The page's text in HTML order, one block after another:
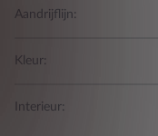
Aandrijflijn:
Kleur:
Interieur: